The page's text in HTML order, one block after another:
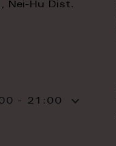
Nei-Hu Dist.
- 21:00